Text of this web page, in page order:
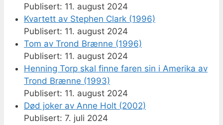
11. august 2024
Kvartett av Stephen Clark (1996)
11. august 2024
Tom av Trond Brænne (1996)
11. august 2024
Henning Torp skal finne faren sin i Amerika av
Trond Brænne (1993)
11. august 2024
Død joker av Anne Holt (2002)
7. juli 2024